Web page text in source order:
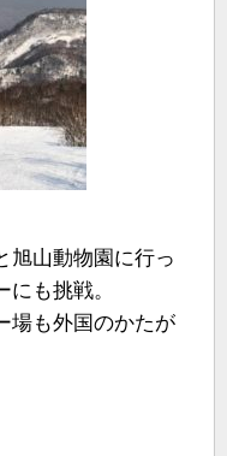
旭山動物園に行っ
も挑戦。
場も外国のかたが